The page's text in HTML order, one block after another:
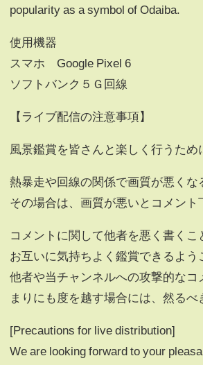
popularity as a symbol of Odaiba.
使用機器
スマホ Google Pixel 6
ソフトバンク５Ｇ回線
【ライブ配信の注意事項】
風景鑑賞を皆さんと楽しく行うため
熱暴走や回線の関係で画質が悪くな
その場合は、画質が悪いとコメント
コメントに関して他者を悪く書くこ
お互いに気持ちよく鑑賞できるよう
他者や当チャンネルへの攻撃的な
まりにも度を越す場合には、然る
[Precautions for live distribution]
We are looking forward to your